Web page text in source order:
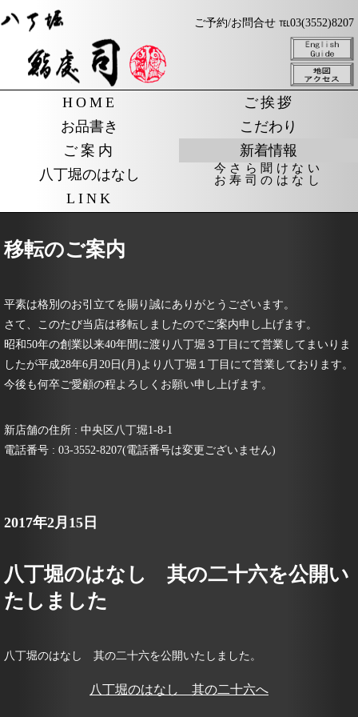
HOME
ご挨拶
お品書き
こだわり
ご案内
新着情報
八丁堀のはなし
今さら聞けない
お寿司のはなし
LINK
ご予約/お問合せ ℡03(3552)8207
移転のご案内
平素は格別のお引立てを賜り誠にありがとうございます。
さて、このたび当店は移転しましたのでご案内申し上げます。
昭和50年の創業以来40年間に渡り八丁堀３丁目にて営業してまいりま
したが平成28年6月20日(月)より八丁堀１丁目にて営業しております。
今後も何卒ご愛顧の程よろしくお願い申し上げます。
新店舗の住所 : 中央区八丁堀1-8-1
電話番号 : 03-3552-8207(電話番号は変更ございません)
2017年2月15日
八丁堀のはなし 其の二十六を公開い
たしました
八丁堀のはなし 其の二十六を公開いたしました。
八丁堀のはなし 其の二十六へ